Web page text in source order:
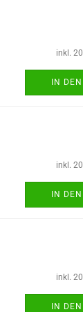
inkl.
IN
inkl.
IN
inkl.
IN